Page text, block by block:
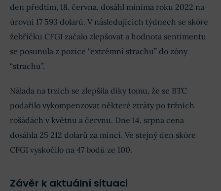
den předtím, 18. června, dosáhl minima roku 2022 na
úrovni 17 593 dolarů. V následujících týdnech se skóre
žebříčku CFGI začalo zlepšovat a hodnota sentimentu
se posunula z pozice “extrémní strachu” do zóny
“strachu”.
Nálada na trzích se zlepšila díky tomu, že se BTC
podařilo vykompenzovat některé ztráty po tržních
rošádách v květnu a červnu. Dne 14. srpna cena
dosáhla 25 212 dolarů za minci. Ve stejný den skóre
CFGI vyskočilo na 47 bodů ze 100.
Závěr k aktuální situaci